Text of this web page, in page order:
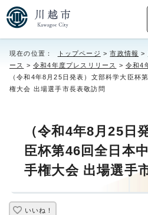
現在の位置： トップページ >市政情報 >
ース
>令和4年度プレスリリース >令和4
（令和4年8月25日発表）文部科学大臣杯
権大会 出場選手市長表敬訪問
（令和4年8月25日
臣杯第46回全日本
手権大会 出場選手
いいね！